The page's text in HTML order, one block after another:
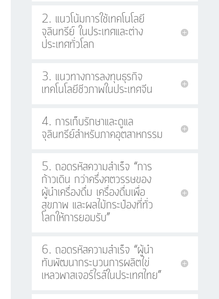
2. แนวโน้มการใช้เทคโนโลยี
จุลินทรีย์ ในประเทศและต่าง
ประเทศทั่วโลก
3. แนวทางการลงทุนธุรกิจ
เทคโนโลยีชีวภาพในประเทศจีน
4. การเก็บรักษาและดูแล
จุลินทรีย์สำหรับภาคอุตสาหกรรม
5. ถอดรหัสความสำเร็จ “การ
ก้าวเดิน กว่าครึ่งศตวรรษของ
ผู้นำเครื่องดื่ม เครื่องดื่มเพื่อ
สุขภาพ และผลไม้กระป๋องที่ทั่ว
โลกให้การยอมรับ”
6. ถอดรหัสความสำเร็จ “ผู้นำ
ทับพัฒนากระบวนการผลิตไข่
เหลวพาสเจอร์ไรส์ในประเทศไทย”